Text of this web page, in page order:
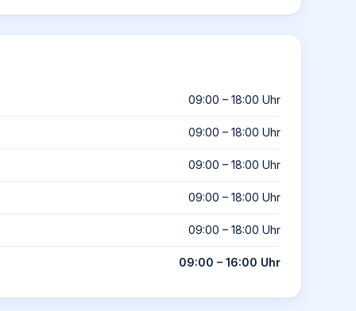
09:00 – 18:00 Uhr
09:00 – 18:00 Uhr
09:00 – 18:00 Uhr
09:00 – 18:00 Uhr
09:00 – 18:00 Uhr
09:00 – 16:00 Uhr